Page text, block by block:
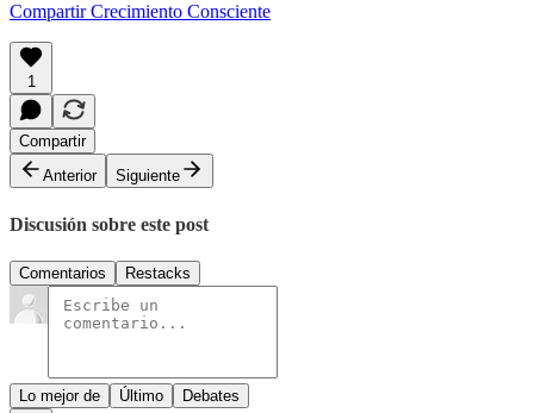
Compartir Crecimiento Consciente
1
Compartir
Anterior
Siguiente
Discusión sobre este post
Comentarios Restacks
Lo mejor de Último Debates